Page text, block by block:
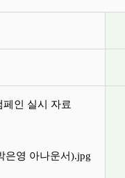
인 실시 자료
은영 아나운서).jpg